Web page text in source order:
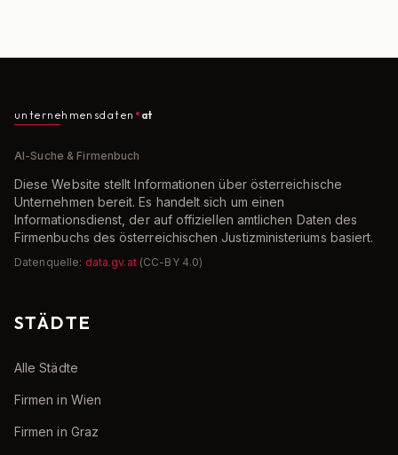
unternehmensdaten at
AI-Suche & Firmenbuch
Diese Website stellt Informationen über österreichische
Unternehmen bereit. Es handelt sich um einen
Informationsdienst, der auf offiziellen amtlichen Daten des
Firmenbuchs des österreichischen Justizministeriums basiert.
Datenquelle: data.gv.at (CC-BY 4.0)
STÄDTE
Alle Städte
Firmen in Wien
Firmen in Graz